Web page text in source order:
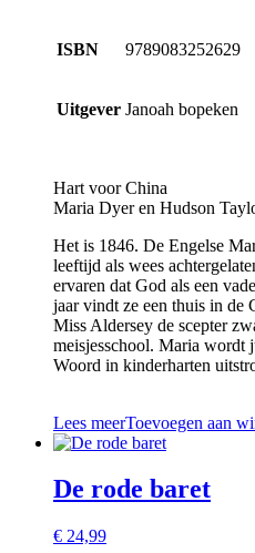
ISBN 9789083252629
Uitgever Janoah bopeken
Hart voor China
Maria Dyer en Hudson
Het is 1846. De Engelse
leeftijd als wees
ervaren dat God als een
jaar vindt ze een thuis in de
Miss Aldersey de scepter
meisjesschool. Maria wordt
Woord in kinderharten
Lees meerToevoegen aan
De rode baret
€ 24,99